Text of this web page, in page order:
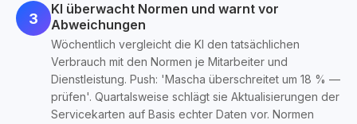
3
KI überwacht Normen und warnt vor
Abweichungen
Wöchentlich vergleicht die KI den tatsächlichen
Verbrauch mit den Normen je Mitarbeiter und
Dienstleistung. Push: 'Mascha überschreitet um 18 % —
prüfen'. Quartalsweise schlägt sie Aktualisierungen der
Servicekarten auf Basis echter Daten vor. Normen